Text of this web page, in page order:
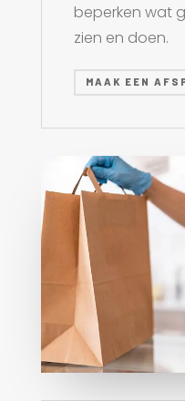
beperken wat
zien en doen.
MAAK EEN